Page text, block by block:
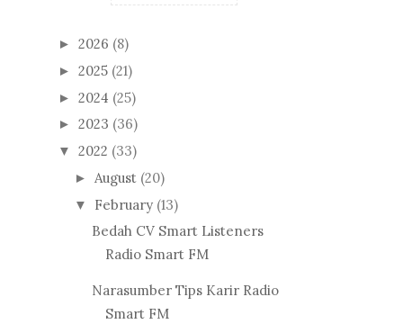
► 2026 (8)
► 2025 (21)
► 2024 (25)
► 2023 (36)
▼ 2022 (33)
► August (20)
▼ February (13)
Bedah CV Smart Listeners
Radio Smart FM
Narasumber Tips Karir Radio
Smart FM